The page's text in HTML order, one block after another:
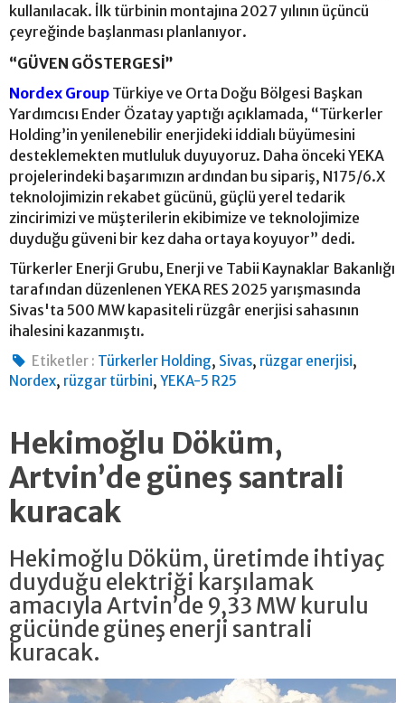
kullanılacak. İlk türbinin montajına 2027 yılının üçüncü
çeyreğinde başlanması planlanıyor.
“GÜVEN GÖSTERGESİ”
Nordex Group Türkiye ve Orta Doğu Bölgesi Başkan
Yardımcısı Ender Özatay yaptığı açıklamada, “Türkerler
Holding’in yenilenebilir enerjideki iddialı büyümesini
desteklemekten mutluluk duyuyoruz. Daha önceki YEKA
projelerindeki başarımızın ardından bu sipariş, N175/6.X
teknolojimizin rekabet gücünü, güçlü yerel tedarik
zincirimizi ve müşterilerin ekibimize ve teknolojimize
duyduğu güveni bir kez daha ortaya koyuyor” dedi.
Türkerler Enerji Grubu, Enerji ve Tabii Kaynaklar Bakanlığı
tarafından düzenlenen YEKA RES 2025 yarışmasında
Sivas'ta 500 MW kapasiteli rüzgâr enerjisi sahasının
ihalesini kazanmıştı.
Etiketler : Türkerler Holding, Sivas, rüzgar enerjisi,
Nordex, rüzgar türbini, YEKA-5 R25
Hekimoğlu Döküm,
Artvin’de güneş santrali
kuracak
Hekimoğlu Döküm, üretimde ihtiyaç
duyduğu elektriği karşılamak
amacıyla Artvin’de 9,33 MW kurulu
gücünde güneş enerji santrali
kuracak.